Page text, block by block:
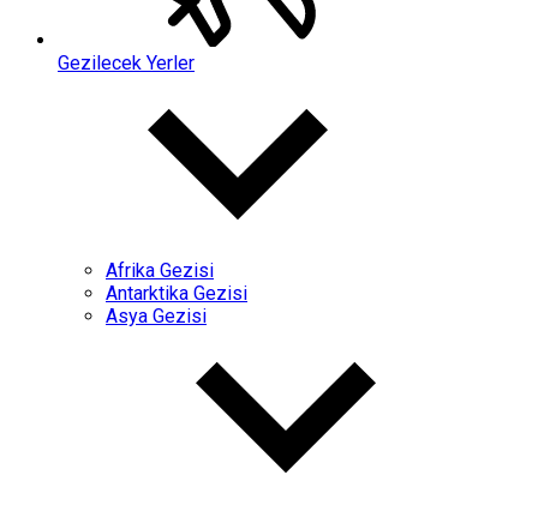
Gezilecek Yerler
Afrika Gezisi
Antarktika Gezisi
Asya Gezisi